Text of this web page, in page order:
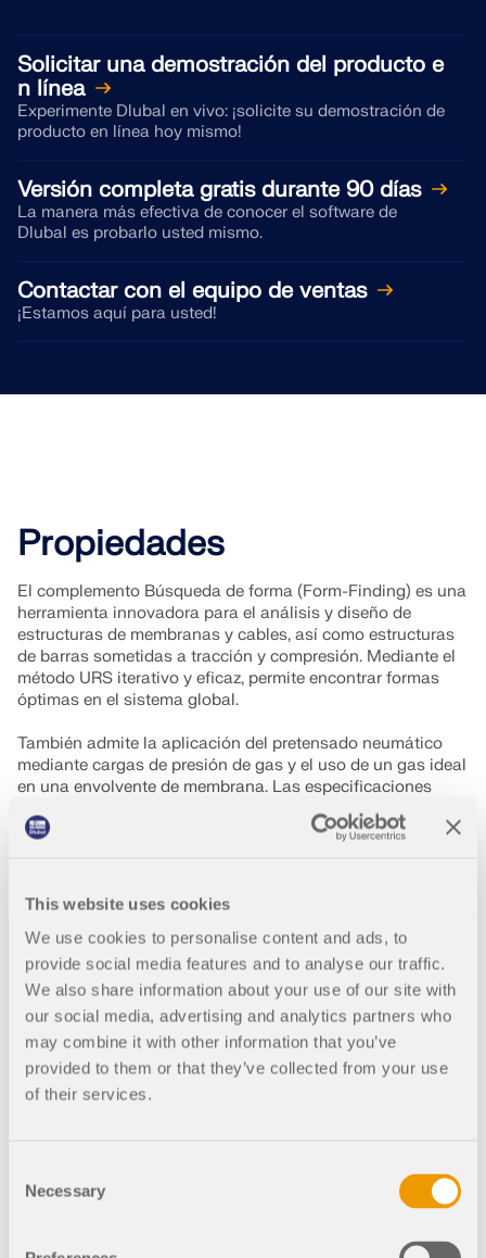
This website uses cookies
We use cookies to personalise content and ads, to
provide social media features and to analyse our traffic.
We also share information about your use of our site with
our social media, advertising and analytics partners who
may combine it with other information that you’ve
provided to them or that they’ve collected from your use
of their services.
Selection
Necessary
Solicitar una demostración del producto e
n línea
Experimente Dlubal en vivo: ¡solicite su demostración de
producto en línea hoy mismo!
Versión completa gratis durante 90 días
La manera más efectiva de conocer el software de
Dlubal es probarlo usted mismo.
Contactar con el equipo de ventas
¡Estamos aquí para usted!
Propiedades
El complemento Búsqueda de forma (Form-Finding) es una
herramienta innovadora para el análisis y diseño de
estructuras de membranas y cables, así como estructuras
de barras sometidas a tracción y compresión. Mediante el
método URS iterativo y eficaz, permite encontrar formas
óptimas en el sistema global.
También admite la aplicación del pretensado neumático
mediante cargas de presión de gas y el uso de un gas ideal
en una envolvente de membrana. Las especificaciones
geométricas y basadas en fuerzas para la búsqueda de
formas de componentes de barra, así como el pretensado
MÁS FUNCIONES
Búsqueda de forma para e
structuras neumáticas